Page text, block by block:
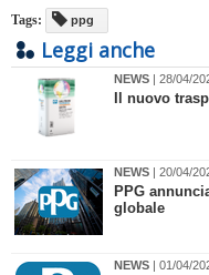
Tags: ppg
Leggi anche
NEWS | 28/04/
​Il nuovo
NEWS | 20/04/
PPG
globale
NEWS | 01/04/